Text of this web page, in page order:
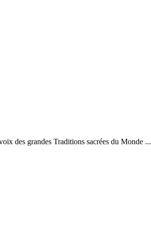
des grandes Traditions sacrées du Monde ...